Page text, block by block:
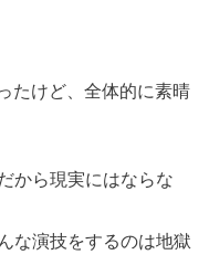
たけど、全体的に素晴
から現実にはならな
な演技をするのは地獄